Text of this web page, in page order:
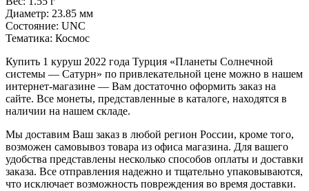
Диаметр: 23.85 мм
Состояние: UNC
Тематика: Космос
Купить 1 куруш 2022 года Турция «Планеты Солнечной
системы — Сатурн» по привлекательной цене можно в нашем
интернет-магазине — Вам достаточно оформить заказ на
сайте. Все монеты, представленные в каталоге, находятся в
наличии на нашем складе.
Мы доставим Ваш заказ в любой регион России, кроме того,
возможен самовывоз товара из офиса магазина. Для вашего
удобства представлены несколько способов оплаты и доставки
заказа. Все отправления надежно и тщательно упаковываются,
что исключает возможность повреждения во время доставки.